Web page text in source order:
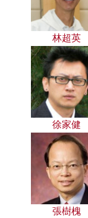
林超英
徐家健
張樹槐